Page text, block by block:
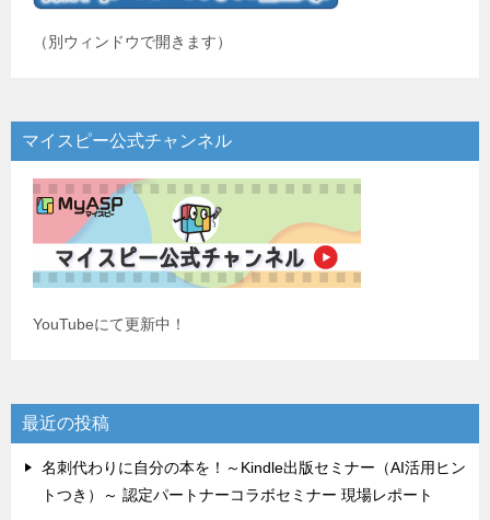
（別ウィンドウで開きます）
マイスピー公式チャンネル
YouTubeにて更新中！
最近の投稿
名刺代わりに自分の本を！～Kindle出版セミナー（AI活用ヒン
トつき）～ 認定パートナーコラボセミナー 現場レポート